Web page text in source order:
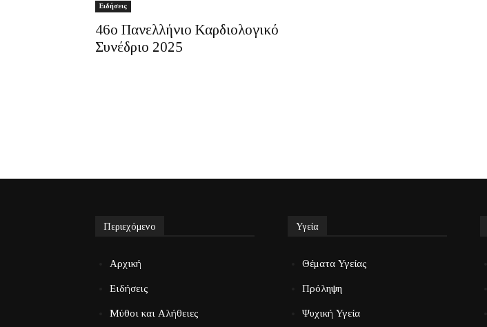
Ειδήσεις
46ο Πανελλήνιο Καρδιολογικό
Συνέδριο 2025
Περιεχόμενο
Αρχική
Ειδήσεις
Μύθοι και Αλήθειες
Υγεία
Θέματα Υγείας
Πρόληψη
Ψυχική Υγεία